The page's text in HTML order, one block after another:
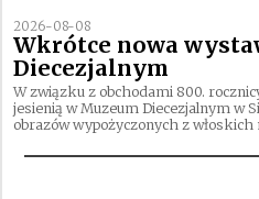
2026-08-08
Wkrótce nowa
Diecezjalnym
W związku z obchodami 800.
jesienią w Muzeum Diecezjalnym w
obrazów wypożyczonych z włoskich